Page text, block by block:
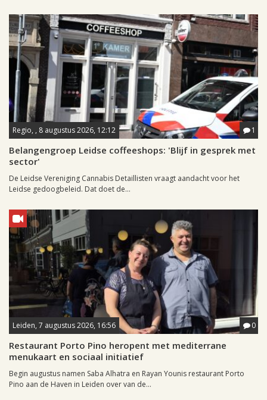
Regio, , 8 augustus 2026, 12:12 1
Belangengroep Leidse coffeeshops: 'Blijf in gesprek met
sector'
De Leidse Vereniging Cannabis Detaillisten vraagt aandacht voor het
Leidse gedoogbeleid. Dat doet de...
Leiden, 7 augustus 2026, 16:56 0
Restaurant Porto Pino heropent met mediterrane
menukaart en sociaal initiatief
Begin augustus namen Saba Alhatra en Rayan Younis restaurant Porto
Pino aan de Haven in Leiden over van de...